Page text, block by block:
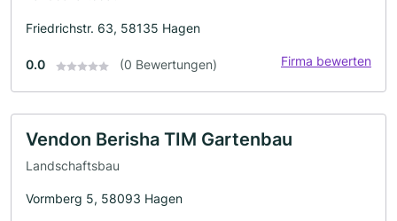
Friedrichstr. 63, 58135 Hagen
0.0 (0 Bewertungen) Firma bewerten
Vendon Berisha TIM Gartenbau
Landschaftsbau
Vormberg 5, 58093 Hagen